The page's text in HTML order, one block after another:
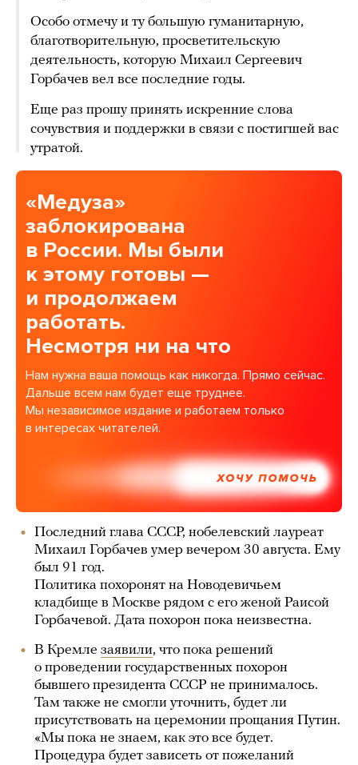
Особо отмечу и ту большую гуманитарную,
благотворительную, просветительскую
деятельность, которую Михаил Сергеевич
Горбачев вел все последние годы.
Еще раз прошу принять искренние слова
сочувствия и поддержки в связи с постигшей вас
утратой.
«Медуза»
заблокирована
в России. Мы были
к этому готовы —
и продолжаем
работать.
Несмотря ни на что
Нам нужна ваша помощь как никогда. Прямо сейчас.
Дальше всем нам будет еще труднее.
Мы независимое издание и работаем только
в интересах читателей.
ХОЧУ ПОМОЧЬ
Последний глава СССР, нобелевский лауреат
Михаил Горбачев умер вечером 30 августа. Ему
был 91 год.
Политика похоронят на Новодевичьем
кладбище в Москве рядом с его женой Раисой
Горбачевой. Дата похорон пока неизвестна.
В Кремле заявили, что пока решений
о проведении государственных похорон
бывшего президента СССР не принималось.
Там также не смогли уточнить, будет ли
присутствовать на церемонии прощания Путин.
«Мы пока не знаем, как это все будет.
Процедура будет зависеть от пожеланий